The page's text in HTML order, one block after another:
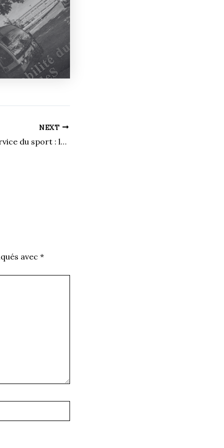
NEXT
L’esclavage au service du sport : la face cachée du Mondial de football
avec *